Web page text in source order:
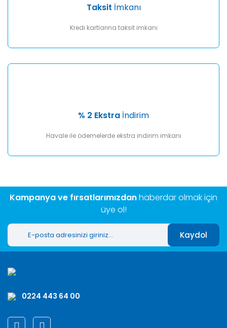
Taksit İmkanı
Kredi kartlarına taksit imkanı
% 2 Ekstra İndirim
Havale ile ödemelerde ekstra indirim imkanı
Kampanya ve fırsatlarımızdanhaberdar olmak için
üye ol!
Kaydol
0224 443 64 00